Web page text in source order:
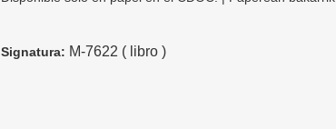
Signatura: M-7622 ( libro )